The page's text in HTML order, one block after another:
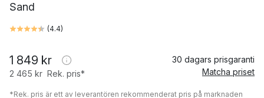
Sand
(4.4)
1 849 kr
2 465 kr Rek. pris*
30 dagars prisgaranti
Matcha priset
*Rek. pris är ett av leverantören rekommenderat pris på marknaden